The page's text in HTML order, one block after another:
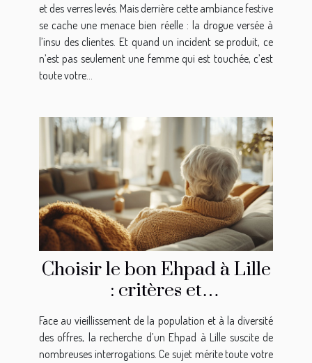
et des verres levés. Mais derrière cette ambiance festive
se cache une menace bien réelle : la drogue versée à
l’insu des clientes. Et quand un incident se produit, ce
n’est pas seulement une femme qui est touchée, c’est
toute votre...
Choisir le bon Ehpad à Lille
: critères et
recommandations
Face au vieillissement de la population et à la diversité
des offres, la recherche d’un Ehpad à Lille suscite de
nombreuses interrogations. Ce sujet mérite toute votre